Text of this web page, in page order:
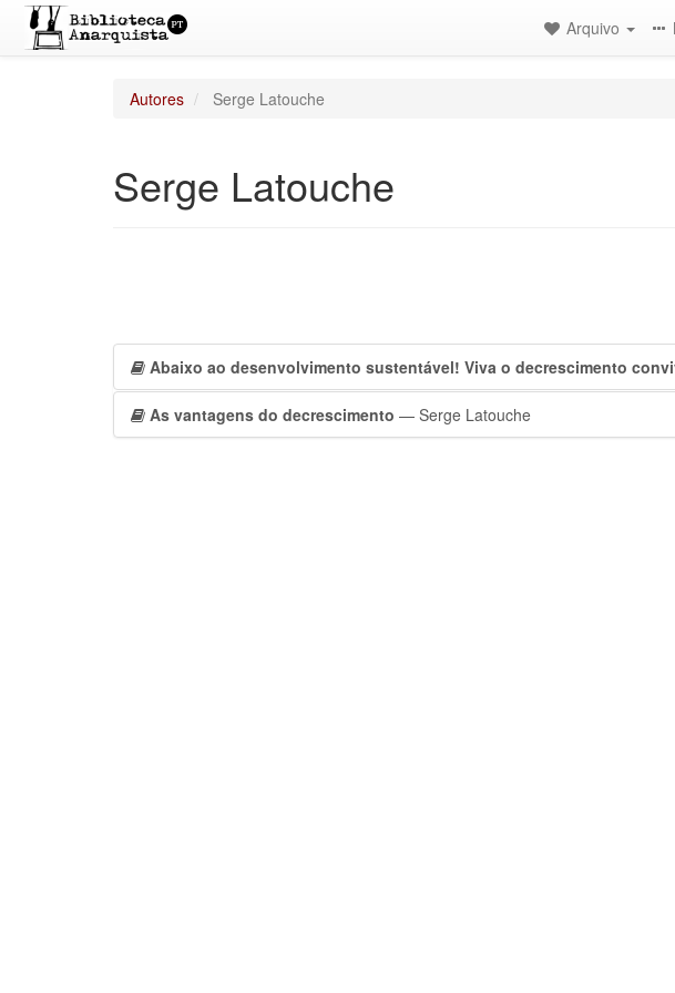
Arquivo
Autores Serge Latouche
Serge Latouche
Abaixo ao desenvolvimento sustentável! Viva o decrescimento
As vantagens do decrescimento — Serge Latouche